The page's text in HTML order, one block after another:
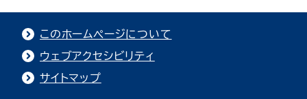
このホームページについて
ウェブアクセシビリティ
サイトマップ